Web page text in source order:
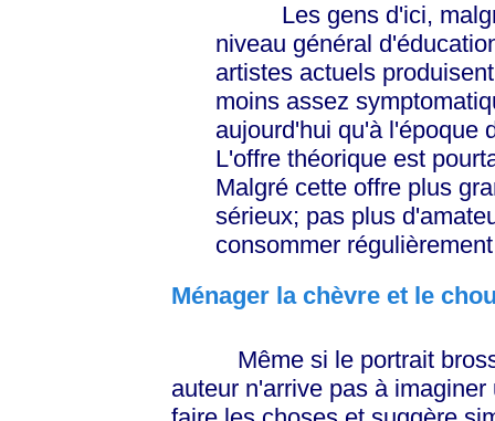
Les gens d'ici, malgré
niveau général
artistes actuels
moins assez
aujourd'hui qu'à l'époque
L'offre théorique est
Malgré cette offre plus
sérieux; pas plus
consommer
Ménager la chèvre et le
Même si le portrait
auteur n'arrive pas à